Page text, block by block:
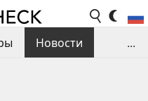
Новости
...